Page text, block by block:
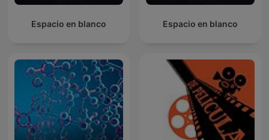
Espacio en blanco Espacio en blanco